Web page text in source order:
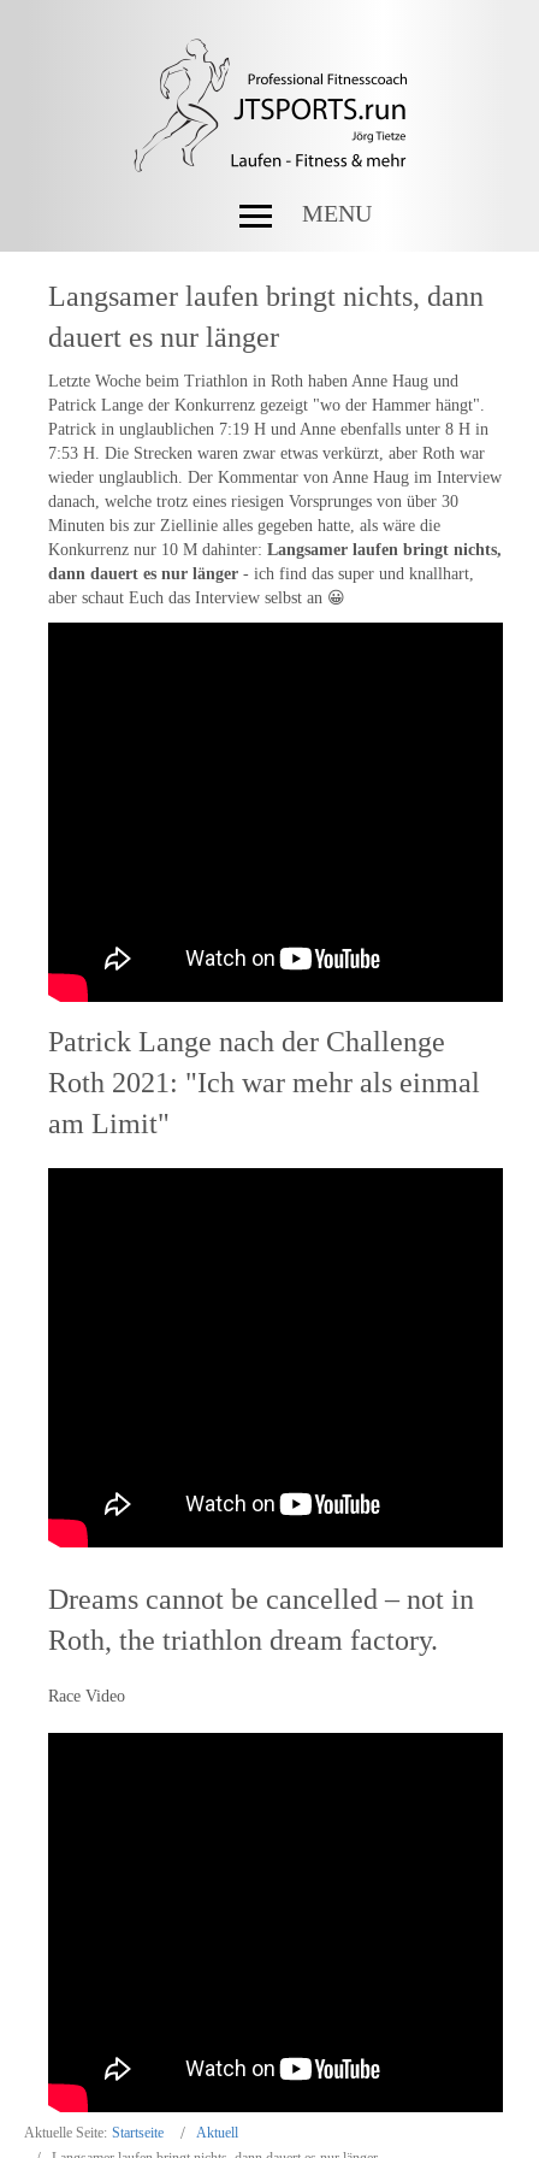
MENU
Langsamer laufen bringt nichts, dann
dauert es nur länger
Letzte Woche beim Triathlon in Roth haben Anne Haug und
Patrick Lange der Konkurrenz gezeigt "wo der Hammer hängt".
Patrick in unglaublichen 7:19 H und Anne ebenfalls unter 8 H in
7:53 H. Die Strecken waren zwar etwas verkürzt, aber Roth war
wieder unglaublich. Der Kommentar von Anne Haug im Interview
danach, welche trotz eines riesigen Vorsprunges von über 30
Minuten bis zur Ziellinie alles gegeben hatte, als wäre die
Konkurrenz nur 10 M dahinter: Langsamer laufen bringt nichts,
dann dauert es nur länger - ich find das super und knallhart,
aber schaut Euch das Interview selbst an 😀
Patrick Lange nach der Challenge
Roth 2021: "Ich war mehr als einmal
am Limit"
Dreams cannot be cancelled – not in
Roth, the triathlon dream factory.
Race Video
Aktuelle Seite: Startseite
Aktuell